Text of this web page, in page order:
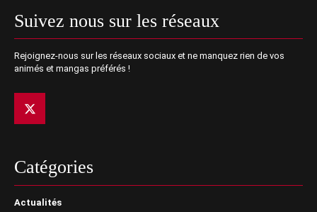
Suivez nous sur les réseaux
Rejoignez-nous sur les réseaux sociaux et ne manquez rien de vos
animés et mangas préférés !
Catégories
Actualités